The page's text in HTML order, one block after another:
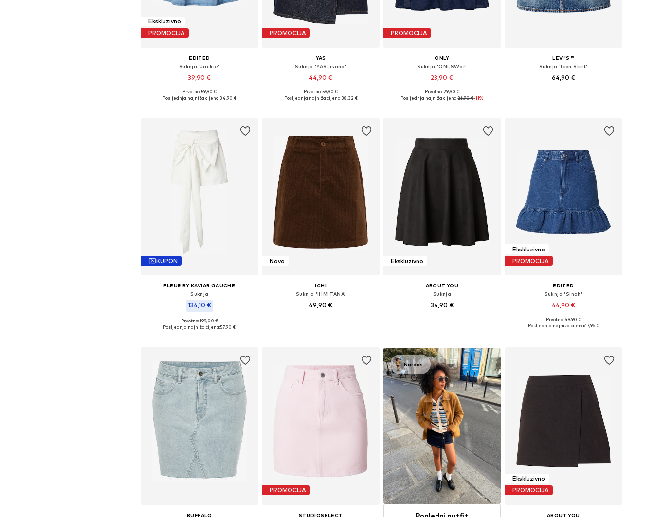
Ekskluzivno
PROMOCIJA
EDITED
Suknja 'Jackie'
39,90 €
Dostupne veličine: 34, 36, 38, 40
Prvotno: 59,90 €
Posljednja najniža cijena:34,90 €
PROMOCIJA
YAS
Suknja 'YASLisana'
44,90 €
Dostupne veličine: 34, 36, 38, 40, 42, 46
Prvotno: 59,90 €
Posljednja najniža cijena:38,32 €
PROMOCIJA
ONLY
Suknja 'ONLSWar'
23,90 €
Dostupne veličine: 34, 36, 38, 40
Prvotno: 29,90 €
Posljednja najniža cijena:26,90 €-11%
LEVI'S ®
Suknja 'Icon Skirt'
64,90 €
KUPON
FLEUR BY KAVIAR GAUCHE
Suknja
134,10 €
Dostupne veličine: 34, 36, 38, 40, 42, 44
Prvotno: 199,00 €
Posljednja najniža cijena:57,90 €
Novo
ICHI
Suknja 'IHMITANA'
49,90 €
Ekskluzivno
ABOUT YOU
Suknja
34,90 €
Ekskluzivno
PROMOCIJA
EDITED
Suknja 'Sinah'
44,90 €
Dostupne veličine: 34, 36, 38, 40, 42
Prvotno: 49,90 €
Posljednja najniža cijena:17,96 €
BUFFALO
PROMOCIJA
STUDIOSELECT
Nardos
Ekskluzivno
PROMOCIJA
ABOUT YOU